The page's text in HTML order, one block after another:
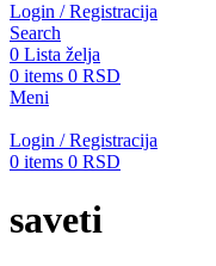
Login / Registracija
Search
0 Lista želja
0 items 0 RSD
Meni
Login / Registracija
0 items 0 RSD
saveti